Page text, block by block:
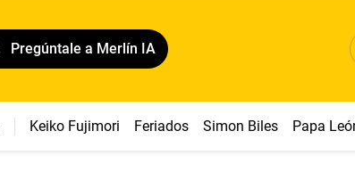
Pregúntale a Merlín IA
Keiko Fujimori Feriados Simon Biles Papa